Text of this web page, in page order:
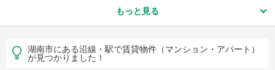
もっと見る
湖南市にある沿線・駅で賃貸物件（マンション・アパート）
が見つかりました！